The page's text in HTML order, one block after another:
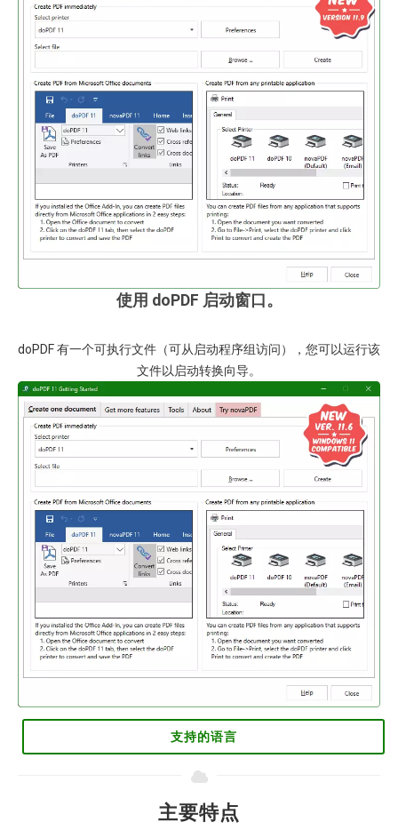
使用 doPDF 启动窗口。
doPDF 有一个可执行文件（可从启动程序组访问），您可以运行该
文件以启动转换向导。
支持的语言
主要特点